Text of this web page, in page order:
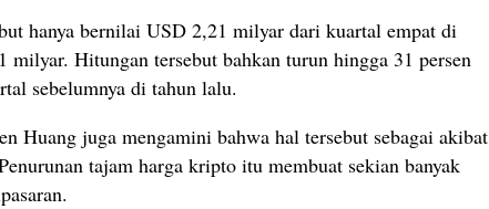
hanya bernilai USD 2,21 milyar dari kuartal empat di
milyar. Hitungan tersebut bahkan turun hingga 31 persen
sebelumnya di tahun lalu.
Huang juga mengamini bahwa hal tersebut sebagai akibat
tajam harga kripto itu membuat sekian banyak